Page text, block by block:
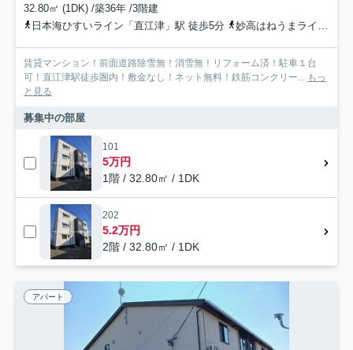
32.80㎡ (1DK) /築36年 /3階建
日本海ひすいライン「直江津」駅 徒歩5分
妙高はねうまライン「直江津」駅 徒歩5分
賃貸マンション！前面道路除雪無！消雪無！リフォーム済！駐車１台
可！直江津駅徒歩圏内！敷金なし！ネット無料！鉄筋コンクリー... もっ
と見る
募集中の部屋
101
5万円
1階 / 32.80㎡ / 1DK
202
5.2万円
2階 / 32.80㎡ / 1DK
アパート